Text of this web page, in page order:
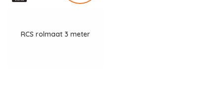
RCS rolmaat 3 meter